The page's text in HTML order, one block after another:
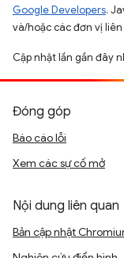
Google Developers.
và/hoặc các đơn vị
Cập nhật lần gần đây
Đóng góp
Báo cáo lỗi
Xem các sự cố mở
Nội dung liên quan
Bản cập nhật